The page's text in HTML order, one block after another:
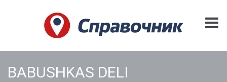
BABUSHKAS DELI